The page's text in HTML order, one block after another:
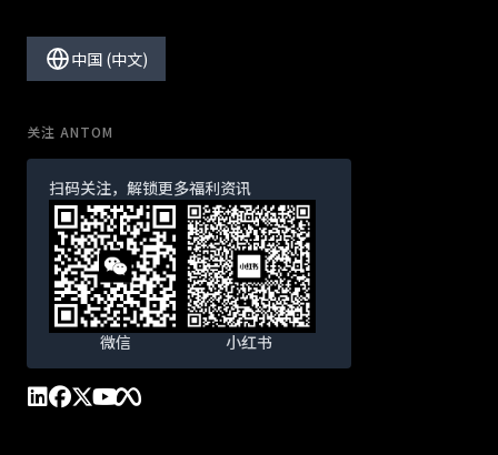
中国 (中文)
关注 ANTOM
扫码关注，解锁更多福利资讯
微信 小红书